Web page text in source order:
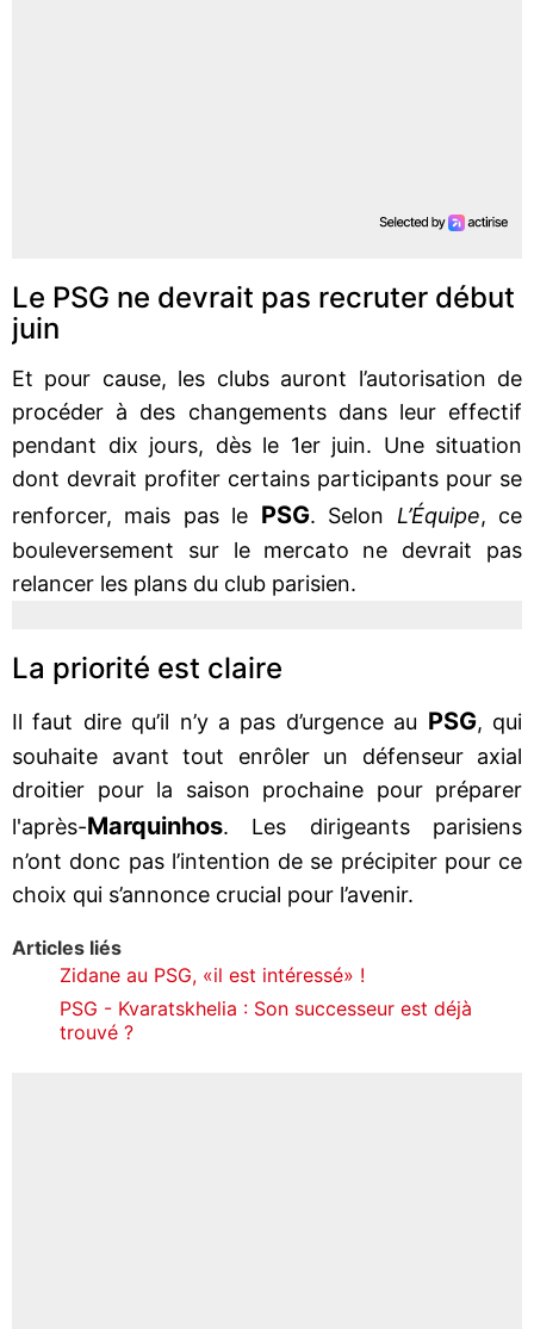
Le PSG ne devrait pas recruter début
juin
Et pour cause, les clubs auront l’autorisation de
procéder à des changements dans leur effectif
pendant dix jours, dès le 1er juin. Une situation
dont devrait profiter certains participants pour se
renforcer, mais pas le PSG. Selon L’Équipe, ce
bouleversement sur le mercato ne devrait pas
relancer les plans du club parisien.
La priorité est claire
Il faut dire qu’il n’y a pas d’urgence au PSG, qui
souhaite avant tout enrôler un défenseur axial
droitier pour la saison prochaine pour préparer
l'après-Marquinhos. Les dirigeants parisiens
n’ont donc pas l’intention de se précipiter pour ce
choix qui s’annonce crucial pour l’avenir.
Articles liés
Zidane au PSG, «il est intéressé» !
PSG - Kvaratskhelia : Son successeur est déjà
trouvé ?